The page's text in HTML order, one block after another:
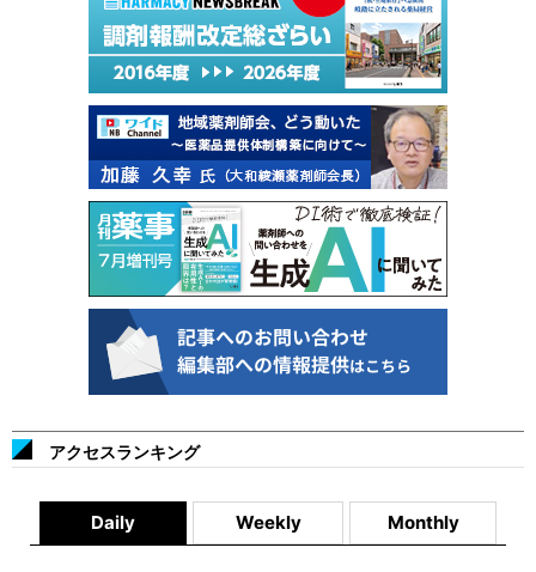
アクセスランキング
Daily Weekly Monthly